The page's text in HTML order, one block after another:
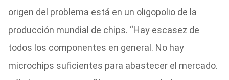
origen del problema está en un oligopolio de la
producción mundial de chips. “Hay escasez de
todos los componentes en general. No hay
microchips suficientes para abastecer el mercado.